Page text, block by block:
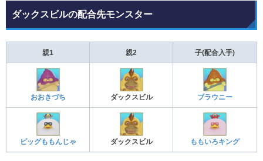
ダックスビルの配合先モンスター
親1 親2 子(配合入手)
おおきづち ダックスビル ブラウニー
ビッグももんじゃ ダックスビル ももいろキング